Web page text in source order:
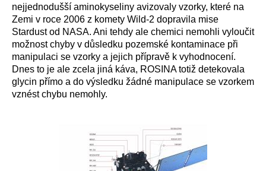
nejjednodušší aminokyseliny avizovaly vzorky, které na
Zemi v roce 2006 z komety Wild-2 dopravila mise
Stardust od NASA. Ani tehdy ale chemici nemohli vyloučit
možnost chyby v důsledku pozemské kontaminace při
manipulaci se vzorky a jejich přípravě k vyhodnocení.
Dnes to je ale zcela jiná káva, ROSINA totiž detekovala
glycin přímo a do výsledku žádné manipulace se vzorkem
vznést chybu nemohly.